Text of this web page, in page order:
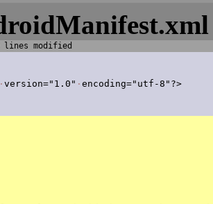
modified
· version="1.0" · encoding="utf-8"?>